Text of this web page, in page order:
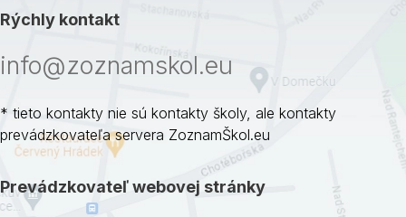
Rýchly kontakt
info@zoznamskol.eu
* tieto kontakty nie sú kontakty školy, ale kontakty
prevádzkovateľa servera ZoznamŠkol.eu
Prevádzkovateľ webovej stránky